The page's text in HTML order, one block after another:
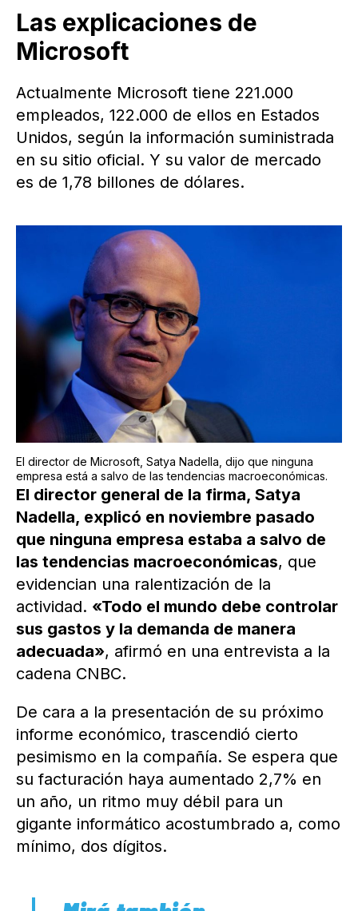
Las explicaciones de
Microsoft
Actualmente Microsoft tiene 221.000
empleados, 122.000 de ellos en Estados
Unidos, según la información suministrada
en su sitio oficial. Y su valor de mercado
es de 1,78 billones de dólares.
El director de Microsoft, Satya Nadella, dijo que ninguna
empresa está a salvo de las tendencias macroeconómicas.
El director general de la firma, Satya
Nadella, explicó en noviembre pasado
que ninguna empresa estaba a salvo de
las tendencias macroeconómicas, que
evidencian una ralentización de la
actividad. «Todo el mundo debe controlar
sus gastos y la demanda de manera
adecuada», afirmó en una entrevista a la
cadena CNBC.
De cara a la presentación de su próximo
informe económico, trascendió cierto
pesimismo en la compañía. Se espera que
su facturación haya aumentado 2,7% en
un año, un ritmo muy débil para un
gigante informático acostumbrado a, como
mínimo, dos dígitos.